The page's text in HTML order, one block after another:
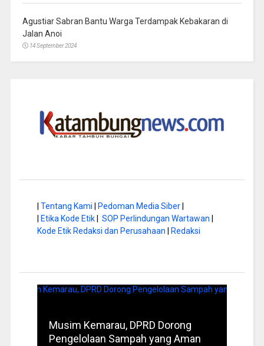
Agustiar Sabran Bantu Warga Terdampak Kebakaran di
Jalan Anoi
14 September 2024
Tentang Kami Pedoman Media Siber|
Etika Kode Etik| SOP Perlindungan Wartawan
Kode Etik Redaksi dan Perusahaan
Redaksi
DPRD Dorong
Sampah yang Aman
FBIM Jadi Momentum
Identitas Budaya